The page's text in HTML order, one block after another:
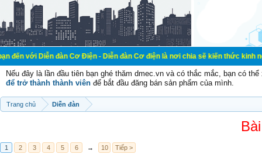
đàn Cơ Điện - Diễn đàn Cơ điện là nơi chia sẽ kiến thức kinh nghiệm
Nếu đây là lần đầu tiên bạn ghé thăm dmec.vn và có thắc mắc, bạn có
để trở thành thành viên để bắt đầu đăng bán sản phẩm của mình.
Trang chủ Diễn đàn
1 2 3 4 5 6 → 10 Tiếp >